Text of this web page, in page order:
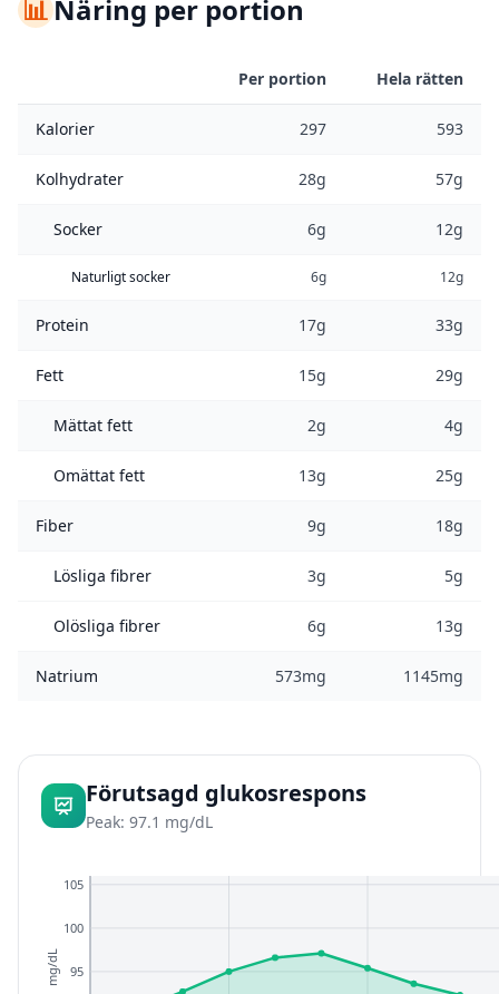
📊Näring per portion
Per portion Hela rätten
Kalorier 297 593
Kolhydrater 28g 57g
Socker 6g 12g
Naturligt socker 6g 12g
Protein 17g 33g
Fett 15g 29g
Mättat fett 2g 4g
Omättat fett 13g 25g
Fiber 9g 18g
Lösliga fibrer 3g 5g
Olösliga fibrer 6g 13g
Natrium 573mg 1145mg
Förutsagd glukosrespons
Peak: 97.1 mg/dL
95
100
105
mg/dL